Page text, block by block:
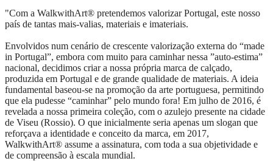
"Com a WalkwithArt® pretendemos valorizar Portugal, este nosso
país de tantas mais-valias, materiais e imateriais.
Envolvidos num cenário de crescente valorização externa do “made
in Portugal”, embora com muito para caminhar nessa ”auto-estima”
nacional, decidimos criar a nossa própria marca de calçado,
produzida em Portugal e de grande qualidade de materiais. A ideia
fundamental baseou-se na promoção da arte portuguesa, permitindo
que ela pudesse “caminhar” pelo mundo fora! Em julho de 2016, é
revelada a nossa primeira coleção, com o azulejo presente na cidade
de Viseu (Rossio). O que inicialmente seria apenas um slogan que
reforçava a identidade e conceito da marca, em 2017,
WalkwithArt® assume a assinatura, com toda a sua objetividade e
de compreensão à escala mundial.